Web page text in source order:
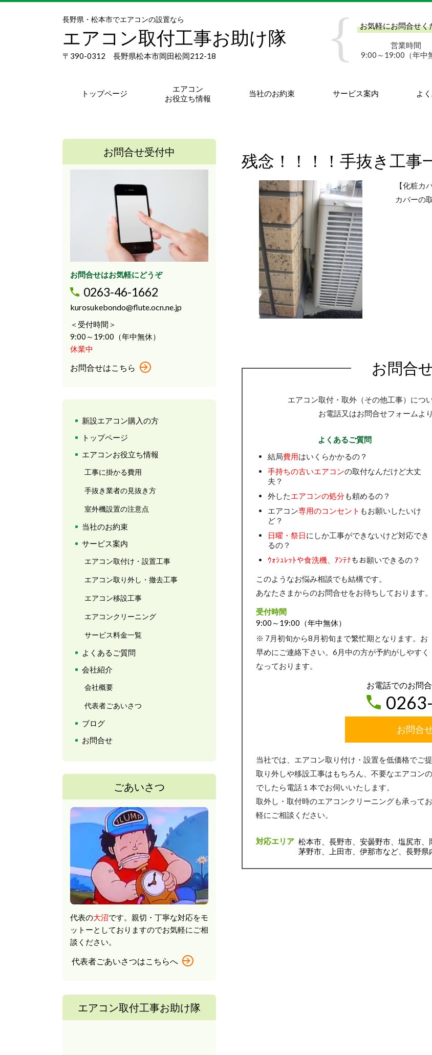
長野県・松本市でエアコンの設置なら
エアコン取付工事お助け隊
〒390-0312 長野県松本市岡田松岡212-18
お気軽にお問合せく
営業時間
9:00～19:00（年中
トップページ
エアコン
お役立ち情報
当社のお約束 サービス案内 よ
残念！！！！手抜き工事
【化粧カ
カバーの
お問合
エアコン取付・取外（その他工事）につ
お電話又はお問合せフォームよ
よくあるご質問
結局費用はいくらかかるの？
手持ちの古いエアコンの取付なんだけど大丈
夫？
外したエアコンの処分も頼めるの？
エアコン専用のコンセント もお願いしたいけ
ど？
日曜・祭日にしか工事ができないけど対応でき
るの？
ｳｫｼｭﾚｯﾄや食洗機、ｱﾝﾃﾅもお願いできるの？
このようなお悩み相談でも結構です。
あなたさまからのお問合せをお待ちしております。
受付時間
9:00～19:00（年中無休）
※ 7月初旬から8月初旬まで繁忙期となります。お
早めにご連絡下さい。6月中の方が予約がしやすく
なっております。
お電話でのお問
お問合
当社では、エアコン取り付け・設置を低価格でご
取り外しや移設工事はもちろん、不要なエアコン
でしたら電話１本でお伺いいたします。
取外し・取付時のエアコンクリーニングも承って
軽にご相談ください。
対応エリア 松本市、長野市、安曇野市、塩尻市、
茅野市、上田市、伊那市など、長野県
お問合せ受付中
お問合せはお気軽にどうぞ
0263-46-1662
kurosukebondo@flute.ocn.ne.jp
＜受付時間＞
9:00～19:00（年中無休）
休業中
お問合せはこちら
新設エアコン購入の方
トップページ
エアコンお役立ち情報
工事に掛かる費用
手抜き業者の見抜き方
室外機設置の注意点
当社のお約束
サービス案内
エアコン取付け・設置工事
エアコン取り外し・撤去工事
エアコン移設工事
エアコンクリーニング
サービス料金一覧
よくあるご質問
会社紹介
会社概要
代表者ごあいさつ
ブログ
お問合せ
ごあいさつ
代表の大沼です。親切・丁寧な対応をモ
ットーとしておりますのでお気軽にご相
談ください。
代表者ごあいさつはこちらへ
エアコン取付工事お助け隊